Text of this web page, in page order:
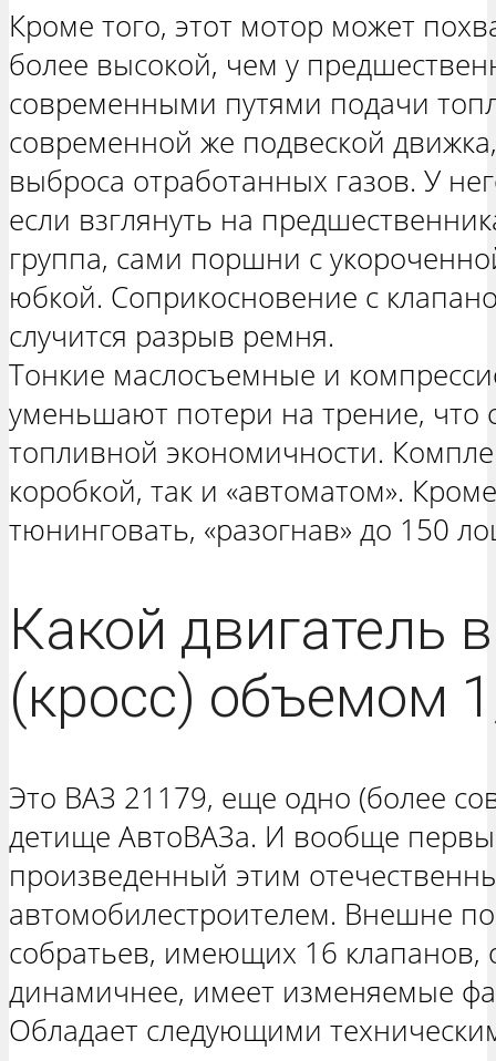
Кроме того, этот мотор может
более высокой, чем у
современными путями подачи
современной же подвеской
выброса отработанных газов. У
если взглянуть на
группа, сами поршни с
юбкой. Соприкосновение с
случится разрыв ремня.
Тонкие маслосъемные и
уменьшают потери на трение, что
топливной экономичности.
коробкой, так и «автоматом».
тюнинговать, «разогнав» до 150
Какой двигатель
(кросс) объемом
Это ВАЗ 21179, еще одно (более
детище АвтоВАЗа. И вообще
произведенный этим
автомобилестроителем. Внешне
собратьев, имеющих 16 клапанов,
динамичнее, имеет изменяемые
Обладает следующими